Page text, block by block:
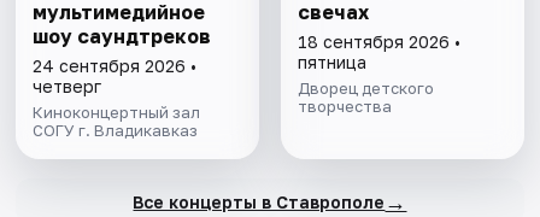
мультимедийное
шоу саундтреков
24 сентября 2026 •
четверг
Киноконцертный зал
СОГУ г. Владикавказ
свечах
18 сентября 2026 •
пятница
Дворец детского
творчества
Все концерты в Ставрополе →